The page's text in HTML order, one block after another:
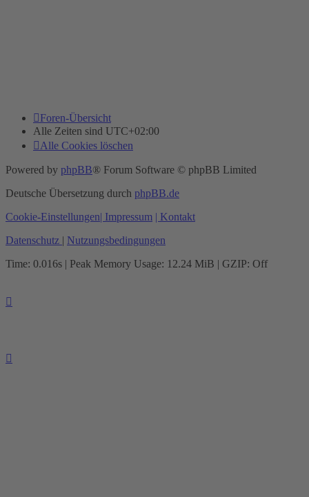
Foren-Übersicht
Alle Zeiten sind UTC+02:00
Alle Cookies löschen
Powered by phpBB® Forum Software © phpBB Limited
Deutsche Übersetzung durch phpBB.de
Cookie-Einstellungen| Impressum | Kontakt
Datenschutz | Nutzungsbedingungen
Time: 0.016s | Peak Memory Usage: 12.24 MiB | GZIP: Off